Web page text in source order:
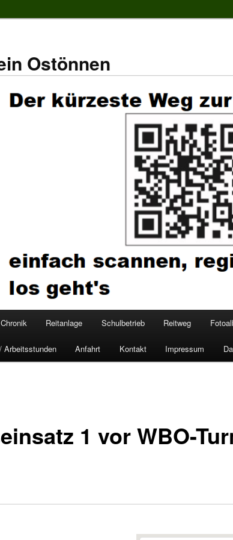
Ostönnen
Chronik Reitanlage Schulbetrieb Reitweg
Arbeitsstunden Anfahrt Kontakt Impressum
1 vor WBO-